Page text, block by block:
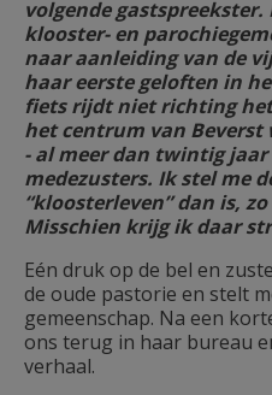
volgende
klooster- en
naar aanleiding van de
haar eerste geloften in
fiets rijdt niet richting
het centrum van Beverst
- al meer dan twintig
medezusters. Ik stel me
“kloosterleven” dan is,
Misschien krijg ik daar
Eén druk op de bel en
de oude pastorie en stelt
gemeenschap. Na een
ons terug in haar bureau
verhaal.